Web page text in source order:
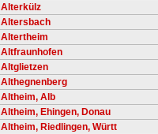
Alterkülz
Altersbach
Altertheim
Altfraunhofen
Altglietzen
Althegnenberg
Altheim, Alb
Altheim, Ehingen, Donau
Altheim, Riedlingen, Württ